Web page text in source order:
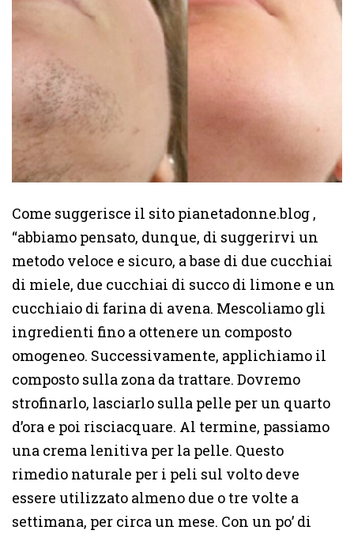
Come suggerisce il sito pianetadonne.blog ,
“abbiamo pensato, dunque, di suggerirvi un
metodo veloce e sicuro, a base di due cucchiai
di miele, due cucchiai di succo di limone e un
cucchiaio di farina di avena. Mescoliamo gli
ingredienti fino a ottenere un composto
omogeneo. Successivamente, applichiamo il
composto sulla zona da trattare. Dovremo
strofinarlo, lasciarlo sulla pelle per un quarto
d’ora e poi risciacquare. Al termine, passiamo
una crema lenitiva per la pelle. Questo
rimedio naturale per i peli sul volto deve
essere utilizzato almeno due o tre volte a
settimana, per circa un mese. Con un po’ di